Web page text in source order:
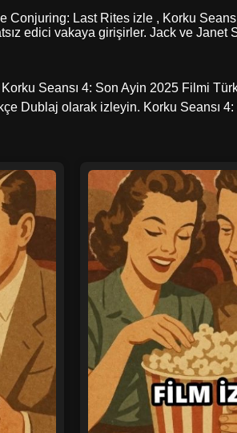
Conjuring: Last Rites izle , Korku
edici vakaya girişirler. Jack ve
Korku Seansı 4: Son Ayin 2025 Filmi
Dublaj olarak izleyin. Korku Seansı